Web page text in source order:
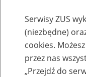
Szkolenia
Serwisy ZUS
(niezbędne)
cookies.
przez nas
„Przejdź do